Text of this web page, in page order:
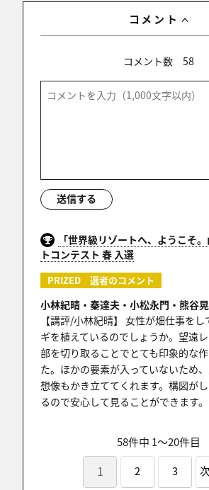
コメント
コメント数 58
送信する
「世界級リゾートへ、ようこそ
トコンテスト 春 入選
PRIZED 選者のコメント
小林紀晴・秦達夫・小松永門・熊谷晃
【講評/小林紀晴】 女性が畑仕事を
ギを植えているのでしょうか。望遠
部を切り取ることでとても印象的な
た。ほかの要素が入っていないため、
想像もかき立ててくれます。構図が
るので安心して見ることができます。
58件中 1〜20件目
1 2 3